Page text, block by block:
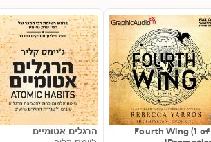
Fourth Wing (1 of
הרגלים אטומיים